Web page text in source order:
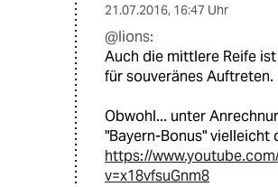
21.07.2016, 16:47 Uhr
@lions:
Auch die mittlere Reife
für souveränes Auftreten.
Obwohl... unter
"Bayern-Bonus" vielleicht
https://
v=x18vfsuGnm8